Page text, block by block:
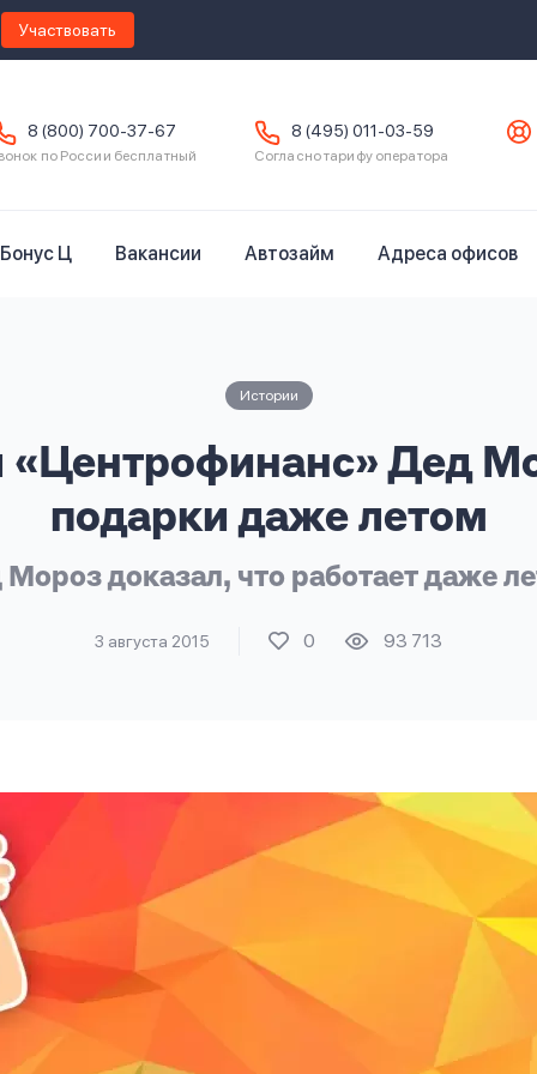
Участвовать
8 (800) 700-37-67
по России бесплатный
8 (495) 011-03-59
Согласно тарифу оператора
Бонус Ц Вакансии Автозайм Адреса офисов
Истории
«Центрофинанс» Дед
подарки даже летом
доказал, что работает даже
3 августа 2015 0 93 713